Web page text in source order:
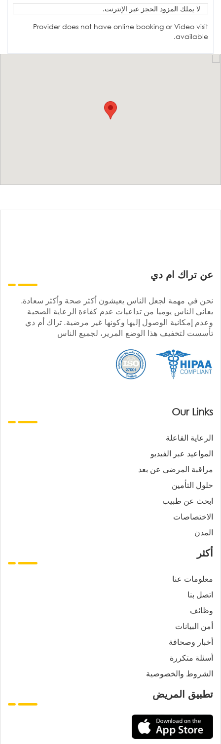
لا يملك المزود الحجز عبر الإنترنت.
Provider does not have online booking or Video visit
available.
عن تراك ام دي
نحن في مهمة لجعل الناس يعيشون أكثر صحة وأكثر سعادة.
يعاني الناس يوميا من تداعيات عدم كفاءة الرعاية الصحية
وعدم إمكانية الوصول إليها وكونها غير مرضية. تراك أم دي
تأسست لتخفيف هذا الوضع المرير، لجميع الناس
Our Links
الرعاية الفاعلة
المواعيد عبر الفيديو
مراقبة المرضى عن بعد
حلول التأمين
ابحث عن طبيب
الاختصاصات
المدن
أكثر
معلومات عنا
اتصل بنا
وظائف
أمن البيانات
أخبار وصحافة
أسئلة متكررة
الشروط والخصوصية
تطبيق المريض